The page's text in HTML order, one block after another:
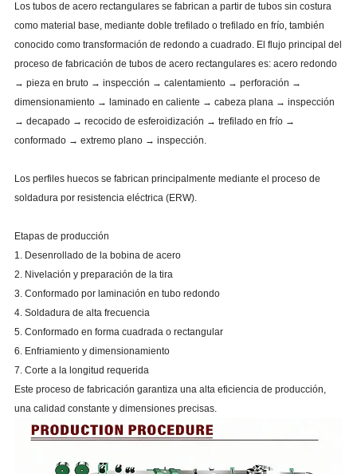
Los tubos de acero rectangulares se fabrican a partir de tubos sin costura
como material base, mediante doble trefilado o trefilado en frío, también
conocido como transformación de redondo a cuadrado. El flujo principal del
proceso de fabricación de tubos de acero rectangulares es: acero redondo
→ pieza en bruto → inspección → calentamiento → perforación →
dimensionamiento → laminado en caliente → cabeza plana → inspección
→ decapado → recocido de esferoidización → trefilado en frío →
conformado → extremo plano → inspección.
Los perfiles huecos se fabrican principalmente mediante el proceso de
soldadura por resistencia eléctrica (ERW).
Etapas de producción
1. Desenrollado de la bobina de acero
2. Nivelación y preparación de la tira
3. Conformado por laminación en tubo redondo
4. Soldadura de alta frecuencia
5. Conformado en forma cuadrada o rectangular
6. Enfriamiento y dimensionamiento
7. Corte a la longitud requerida
Este proceso de fabricación garantiza una alta eficiencia de producción,
una calidad constante y dimensiones precisas.